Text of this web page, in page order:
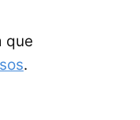
que
.